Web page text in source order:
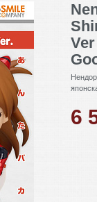
6